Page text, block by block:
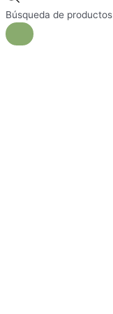
Búsqueda de productos